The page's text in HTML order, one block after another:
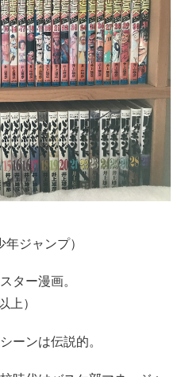
ジャンプ）
ター漫画。
上）
ーンは伝説的。